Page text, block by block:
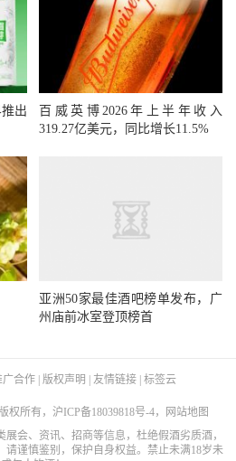
出
百威英博2026年上半年收入
319.27亿美元，同比增长11.5%
亚洲50家最佳酒吧榜单发布，广
州庙前冰室登顶榜首
广合作 版权声明 友情链接 标签云
权所有， 沪ICP备18039818号-4，
网站地图
会、资讯、招商等信息，杜绝假酒劣质酒，
请谨慎鉴别，保护自身权益。禁止未满18岁未